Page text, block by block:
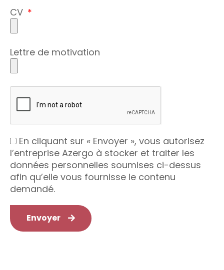
CV
Lettre de motivation
En cliquant sur « Envoyer », vous autorisez
l’entreprise Azergo à stocker et traiter les
données personnelles soumises ci-dessus
afin qu’elle vous fournisse le contenu
demandé.
Envoyer